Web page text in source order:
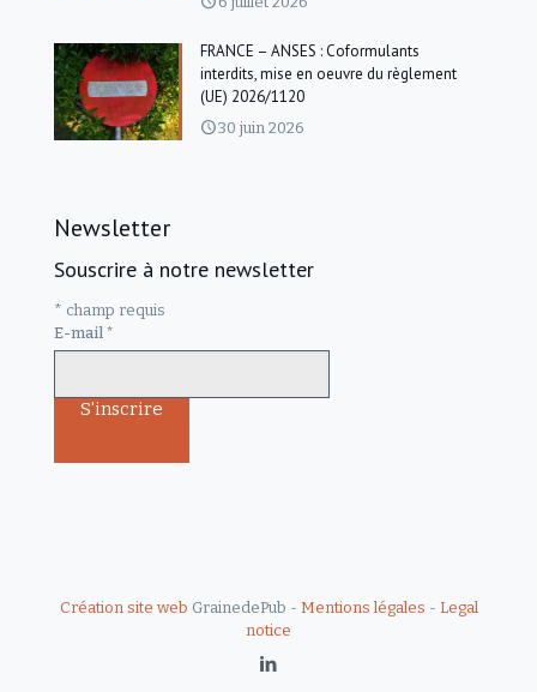
FRANCE – ANSES : Coformulants
interdits, mise en oeuvre du règlement
(UE) 2026/1120
30 juin 2026
Newsletter
Souscrire à notre newsletter
* champ requis
E-mail *
Création site web GrainedePub - Mentions légales - Legal
notice